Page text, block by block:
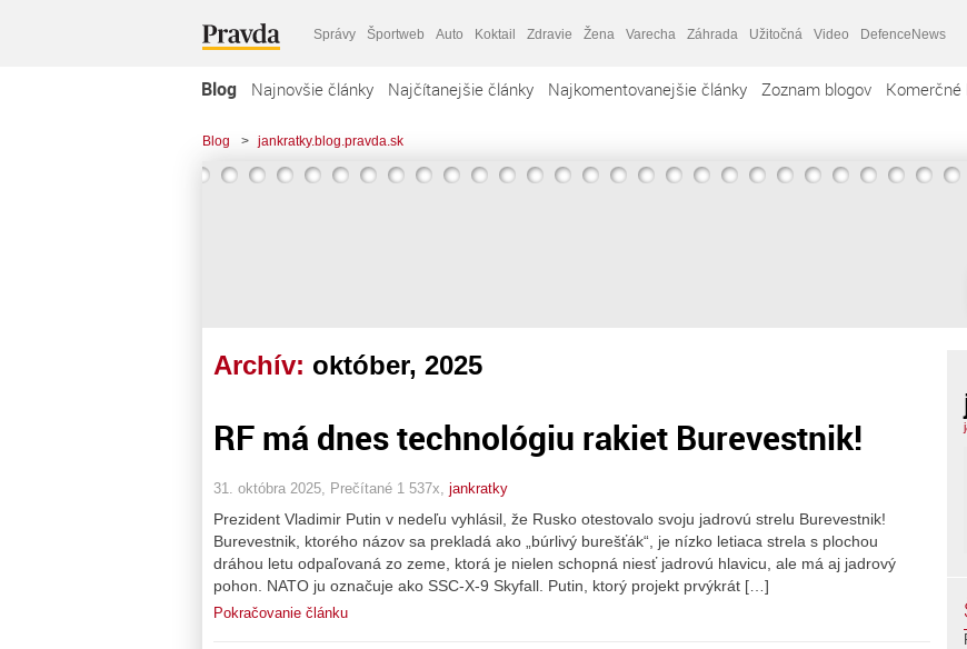
Správy Športweb Auto Koktail Zdravie Žena Varecha Záhrada Užitočná Video DefenceNews
Blog Najnovšie články Najčítanejšie články Najkomentovanejšie články Zoznam blogov Komerčné
Blog > jankratky.blog.pravda.sk
Archív: október, 2025
RF má dnes technológiu rakiet Burevestnik!
31. októbra 2025, Prečítané 1 537x, jankratky
Prezident Vladimir Putin v nedeľu vyhlásil, že Rusko otestovalo svoju jadrovú strelu Burevestnik!
Burevestnik, ktorého názov sa prekladá ako „búrlivý burešťák“, je nízko letiaca strela s plochou
dráhou letu odpaľovaná zo zeme, ktorá je nielen schopná niesť jadrovú hlavicu, ale má aj jadrový
pohon. NATO ju označuje ako SSC-X-9 Skyfall. Putin, ktorý projekt prvýkrát […]
Pokračovanie článku